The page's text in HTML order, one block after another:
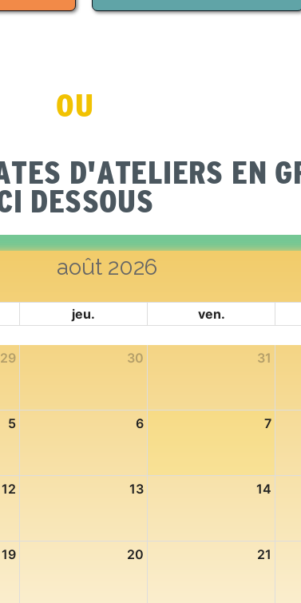
OU
D'ATELIERS EN
DESSOUS
août 2026
jeu. ven.
29 30 31
5 6 7
12 13 14
19 20 21